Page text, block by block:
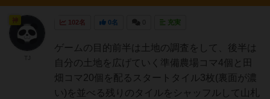
102名 0名 充実
ゲームの目的前半は土地の調査をして、後半は
自分の土地を広げていく準備農場コマ4個と田
畑コマ20個を配るスタートタイル3枚(裏面が濃
い)を並べる残りのタイルをシャッフルして山札